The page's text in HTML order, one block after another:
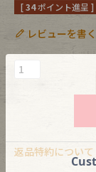
Eye Wear
Keyring
[34ポイント進呈 ]
レビューを書
返品特約について